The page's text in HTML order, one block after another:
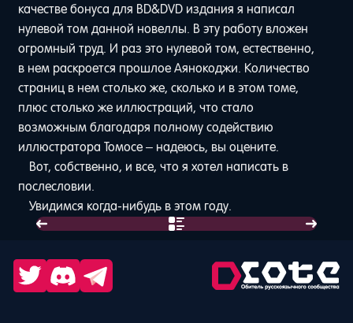
качестве бонуса для BD&DVD издания я написал
нулевой том данной новеллы. В эту работу вложен
огромный труд. И раз это нулевой том, естественно,
в нем раскроется прошлое Аянокоджи. Количество
страниц в нем столько же, сколько и в этом томе,
плюс столько же иллюстраций, что стало
возможным благодаря полному содействию
иллюстратора Томосе – надеюсь, вы оцените.
Вот, собственно, и все, что я хотел написать в
послесловии.
Увидимся когда-нибудь в этом году.